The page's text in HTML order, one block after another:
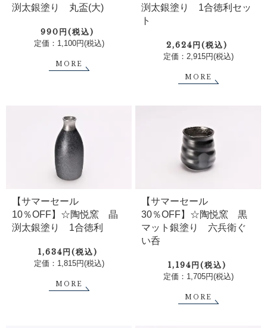
渕太銀塗り 丸盃(大)
990円(税込)
定価：1,100円(税込)
MORE
渕太銀塗り 1合徳利セッ
ト
2,624円(税込)
定価：2,915円(税込)
MORE
【サマーセール
10％OFF】☆陶悦窯 晶
渕太銀塗り 1合徳利
1,634円(税込)
定価：1,815円(税込)
MORE
【サマーセール
30％OFF】☆陶悦窯 黒
マット銀塗り 六兵衛ぐ
い呑
1,194円(税込)
定価：1,705円(税込)
MORE